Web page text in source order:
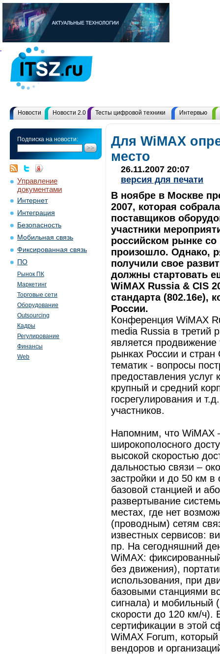
Новости Новости 2.0 Тесты цифровой техники Интервью
Подписка на новости:
Управление
документами
Интернет
Интеграция
Безопасность
Мобильная связь
Фиксированная связь
ПО
Рынок ПК
Маркетинг
Торговые сети
Оборудование
Outsourcing
Кадры
Регулирование
Финансы
Web
Для WiMAX
место
26.11.2007 20:07
версия для печати
В ноябре в Москве
2007, которая
поставщиков
участники
российском рынке
произошло. Однако,
получили свое
должны стартовать
WiMAX Russia & CIS
стандарта (802.16e),
России.
Конференция WiMAX
media Russia в третий
является
рынках России и
тематик - вопросы
предоставления
крупный и средний
госрегулирования и
участников.
Напомним, что WiMAX
широкополосного
высокой скоростью
дальностью связи –
застройки и до 50 км
базовой станцией и
развертывание
местах, где нет
(проводным) сетям
известных сервисов:
пр. На сегодняшний
WiMAX:
без движения),
использования, при
базовыми станциями
сигнала) и мобильный
скорости до 120 км/ч).
сертификации в этой
WiMAX Forum,
вендоров и